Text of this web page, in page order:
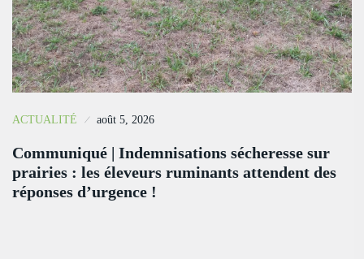
ACTUALITÉ août 5, 2026
Communiqué | Indemnisations sécheresse sur
prairies : les éleveurs ruminants attendent des
réponses d’urgence !